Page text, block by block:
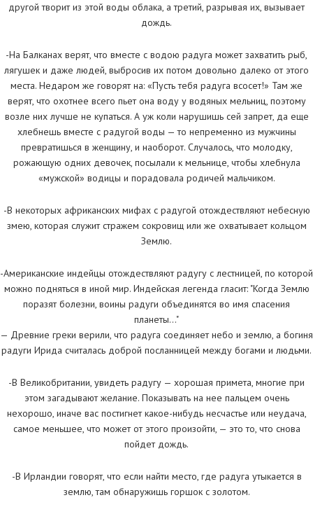
другой творит из этой воды облака, а третий, разрывая их, вызывает
дождь.
-На Балканах верят, что вместе с водою радуга может захватить рыб,
лягушек и даже людей, выбросив их потом довольно далеко от этого
места. Недаром же говорят на: «Пусть тебя радуга всосет!» Там же
верят, что охотнее всего пьет она воду у водяных мельниц, поэтому
возле них лучше не купаться. А уж коли нарушишь сей запрет, да еще
хлебнешь вместе с радугой воды — то непременно из мужчины
превратишься в женщину, и наоборот. Случалось, что молодку,
рожающую одних девочек, посылали к мельнице, чтобы хлебнула
«мужской» водицы и порадовала родичей мальчиком.
-В некоторых африканских мифах с радугой отождествляют небесную
змею, которая служит стражем сокровищ или же охватывает кольцом
Землю.
-Американские индейцы отождествляют радугу с лестницей, по которой
можно подняться в иной мир. Индейская легенда гласит: "Когда Землю
поразят болезни, воины радуги объединятся во имя спасения
планеты…"
— Древние греки верили, что радуга соединяет небо и землю, а богиня
радуги Ирида считалась доброй посланницей между богами и людьми.
-В Великобритании, увидеть радугу — хорошая примета, многие при
этом загадывают желание. Показывать на нее пальцем очень
нехорошо, иначе вас постигнет какое-нибудь несчастье или неудача,
самое меньшее, что может от этого произойти, — это то, что снова
пойдет дождь.
-В Ирландии говорят, что если найти место, где радуга утыкается в
землю, там обнаружишь горшок с золотом.